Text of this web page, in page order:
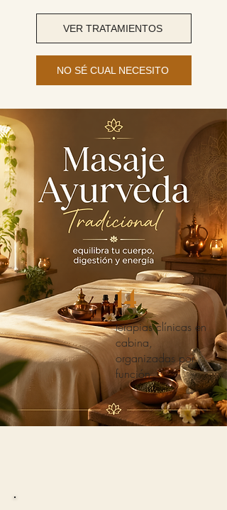
VER TRATAMIENTOS
NO SÉ CUAL NECESITO
14
terapias clínicas en
cabina,
organizadas por
función